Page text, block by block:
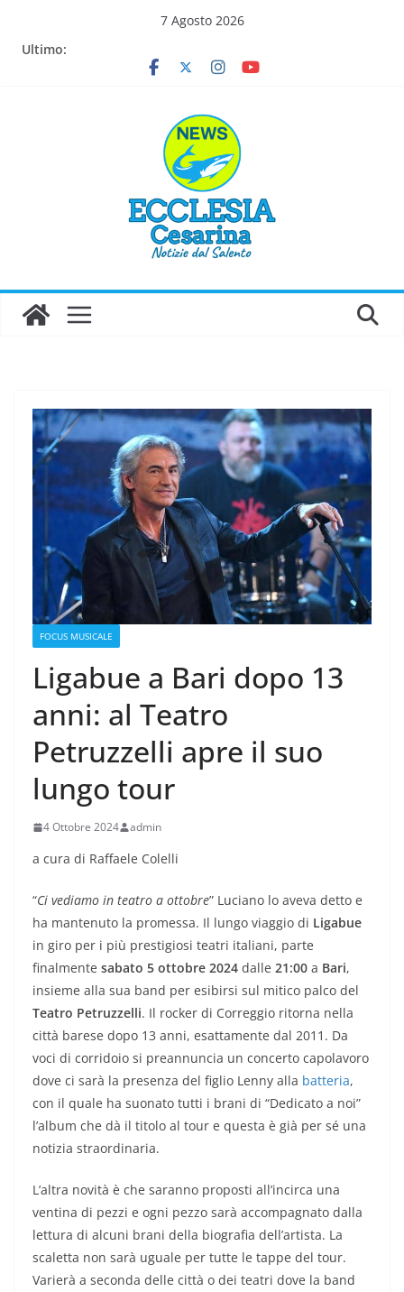
7 Agosto 2026
Ultimo:
FOCUS MUSICALE
Ligabue a Bari dopo 13
anni: al Teatro
Petruzzelli apre il suo
lungo tour
4 Ottobre 2024 admin
a cura di Raffaele Colelli
“Ci vediamo in teatro a ottobre” Luciano lo aveva detto e
ha mantenuto la promessa. Il lungo viaggio di Ligabue
in giro per i più prestigiosi teatri italiani, parte
finalmente sabato 5 ottobre 2024 dalle 21:00 a Bari,
insieme alla sua band per esibirsi sul mitico palco del
Teatro Petruzzelli. Il rocker di Correggio ritorna nella
città barese dopo 13 anni, esattamente dal 2011. Da
voci di corridoio si preannuncia un concerto capolavoro
dove ci sarà la presenza del figlio Lenny alla batteria,
con il quale ha suonato tutti i brani di “Dedicato a noi”
l’album che dà il titolo al tour e questa è già per sé una
notizia straordinaria.
L’altra novità è che saranno proposti all’incirca una
ventina di pezzi e ogni pezzo sarà accompagnato dalla
lettura di alcuni brani della biografia dell’artista. La
scaletta non sarà uguale per tutte le tappe del tour.
Varierà a seconda delle città o dei teatri dove la band